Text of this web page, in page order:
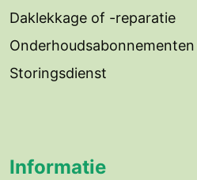
Daklekkage of -reparatie
Onderhoudsabonnementen
Storingsdienst
Informatie